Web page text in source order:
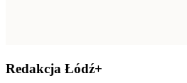
Redakcja Łódź+